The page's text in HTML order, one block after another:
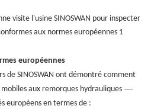
européennes
de SINOSWAN ont démontré comment
aux remorques hydrauliques —
européens en termes de :